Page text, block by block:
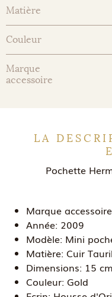
Matière
Couleur
Marque
accessoire
LA
Pochette
Marque
Année: 2009
Modèle: Mini
Matière: Cuir
Dimensions: 15
Couleur: Gold